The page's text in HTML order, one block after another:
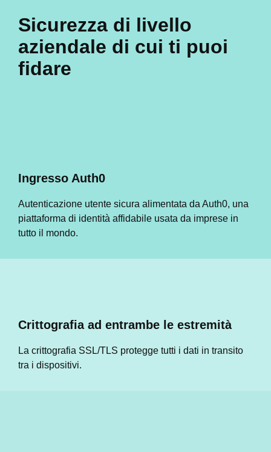
Sicurezza di livello
aziendale di cui ti puoi
fidare
Ingresso Auth0
Autenticazione utente sicura alimentata da Auth0, una
piattaforma di identità affidabile usata da imprese in
tutto il mondo.
Crittografia ad entrambe le estremità
La crittografia SSL/TLS protegge tutti i dati in transito
tra i dispositivi.